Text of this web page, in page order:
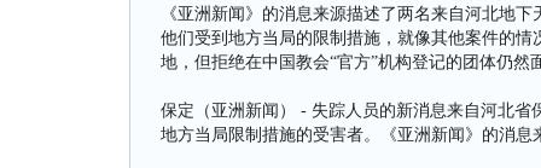
《亚洲新闻》的消息来源描述了两名来自河北地
他们受到地方当局的限制措施，就像其他案件的
地，但拒绝在中国教会“官方”机构登记的团体仍然
保定（亚洲新闻） - 失踪人员的新消息来自河北
地方当局限制措施的受害者。《亚洲新闻》的消